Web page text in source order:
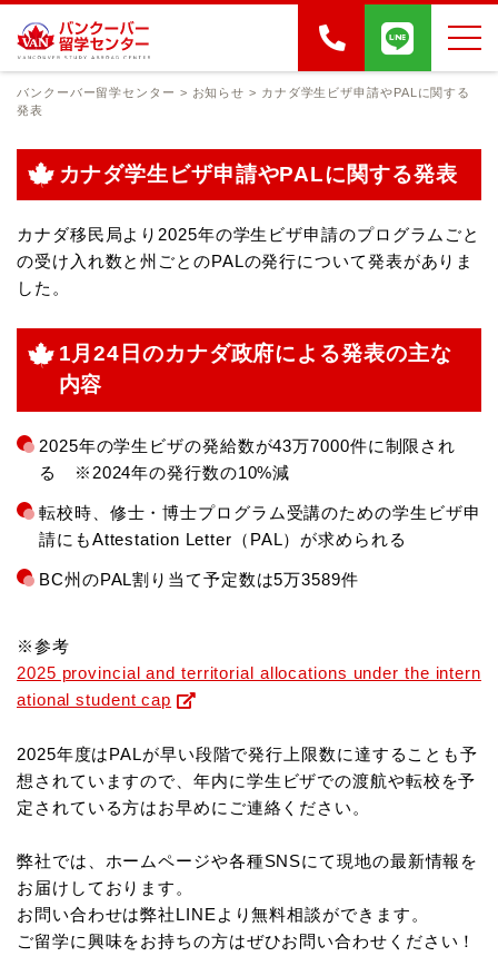
バンクーバー留学センター > お知らせ > カナダ学生ビザ申請やPALに関する
発表
カナダ学生ビザ申請やPALに関する発表
カナダ移民局より2025年の学生ビザ申請のプログラムごと
の受け入れ数と州ごとのPALの発行について発表がありま
した。
1月24日のカナダ政府による発表の主な
内容
2025年の学生ビザの発給数が43万7000件に制限され
る ※2024年の発行数の10%減
転校時、修士・博士プログラム受講のための学生ビザ申
請にもAttestation Letter（PAL）が求められる
BC州のPAL割り当て予定数は5万3589件
※参考
2025 provincial and territorial allocations under the intern
ational student cap
2025年度はPALが早い段階で発行上限数に達することも予
想されていますので、 年内に学生ビザでの渡航や転校を予
定されている方はお早めにご連絡ください。
弊社では、ホームページや各種SNSにて現地の最新情報を
お届けしております。
お問い合わせは弊社LINEより無料相談ができます。
ご留学に興味をお持ちの方はぜひお問い合わせください！